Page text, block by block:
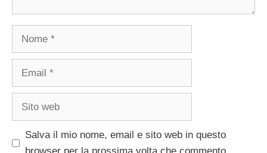
Nome
Email
Sito
Salva il mio nome, email e sito web in questo